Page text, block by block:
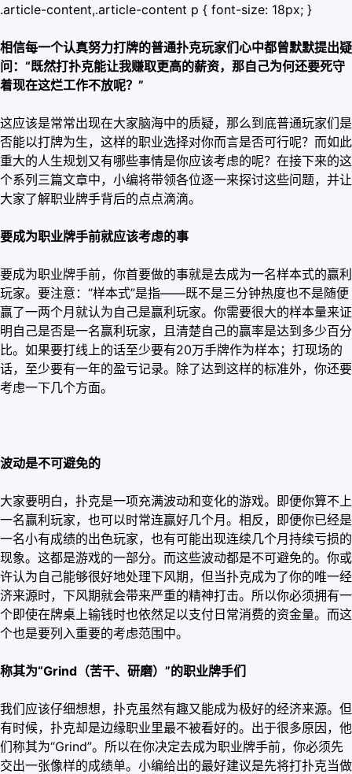
.article-content,.article-content p { font-size: 18px; }
相信每一个认真努力打牌的普通扑克玩家们心中都曾默默提出疑
问：“既然打扑克能让我赚取更高的薪资，那自己为何还要死守
着现在这烂工作不放呢？”
这应该是常常出现在大家脑海中的质疑，那么到底普通玩家们是
否能以打牌为生，这样的职业选择对你而言是否可行呢？而如此
重大的人生规划又有哪些事情是你应该考虑的呢？在接下来的这
个系列三篇文章中，小编将带领各位逐一来探讨这些问题，并让
大家了解职业牌手背后的点点滴滴。
要成为职业牌手前就应该考虑的事
要成为职业牌手前，你首要做的事就是去成为一名样本式的赢利
玩家。要注意：“样本式”是指——既不是三分钟热度也不是随便
赢了一两个月就认为自己是赢利玩家。你需要很大的样本量来证
明自己是否是一名赢利玩家，且清楚自己的赢率是达到多少百分
比。如果要打线上的话至少要有20万手牌作为样本；打现场的
话，至少要有一年的盈亏记录。除了达到这样的标准外，你还要
考虑一下几个方面。
波动是不可避免的
大家要明白，扑克是一项充满波动和变化的游戏。即便你算不上
一名赢利玩家，也可以时常连赢好几个月。相反，即便你已经是
一名小有成绩的出色玩家，也有可能出现连续几个月持续亏损的
现象。这都是游戏的一部分。而这些波动都是不可避免的。你或
许认为自己能够很好地处理下风期，但当扑克成为了你的唯一经
济来源时，下风期就会带来严重的精神打击。所以你必须拥有一
个即使在牌桌上输钱时也依然足以支付日常消费的资金量。而这
个也是要列入重要的考虑范围中。
称其为“Grind （苦干、研磨）”的职业牌手们
我们应该仔细想想，扑克虽然有趣又能成为极好的经济来源。但
有时候，扑克却是边缘职业里最不被看好的。出于很多原因，他
们称其为“Grind”。所以在你决定去成为职业牌手前，你必须先
交出一张像样的成绩单。小编给出的最好建议是先将打扑克当做